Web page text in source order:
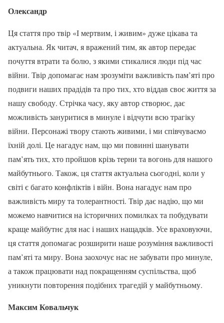
Олександр
Ця стаття про твір «І мертвим, і живим» дуже цікава та
актуальна. Як читач, я вражений тим, як автор передає
почуття втрати та болю, з якими стикалися люди під час
війни. Твір допомагає нам зрозуміти важливість пам’яті про
подвиги наших прадідів та про тих, хто віддав своє життя за
нашу свободу. Стрічка часу, яку автор створює, дає
можливість зануритися в минуле і відчути всю трагіку
війни. Персонажі твору стають живими, і ми співчуваємо
їхній долі. Це нагадує нам, що ми повинні шанувати
пам’ять тих, хто пройшов крізь терни та вогонь для нашого
майбутнього. Також, ця стаття актуальна сьогодні, коли у
світі є багато конфліктів і війн. Вона нагадує нам про
важливість миру та толерантності. Твір дає надію, що ми
можемо навчитися на історичних помилках та побудувати
краще майбутнє для нас і наших нащадків. Усе враховуючи,
ця стаття допомагає розширити наше розуміння важливості
пам’яті та миру. Вона заохочує нас не забувати про минуле,
а також працювати над покращенням суспільства, щоб
уникнути повторення подібних трагедій у майбутньому.
Максим Ковальчук